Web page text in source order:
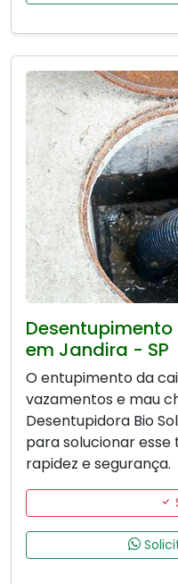
em Jandira - SP
O entupimento da
vazamentos e mau
Desentupidora Bio
para solucionar
rapidez e segurança.